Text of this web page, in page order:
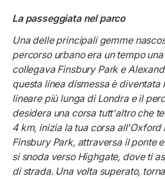
La passeggiata nel parco
Una delle principali gemme
percorso urbano era un tempo
collegava Finsbury Park e
questa linea dismessa è diventata
lineare più lunga di Londra e il
desidera una corsa tutt'altro che
4 km, inizia la tua corsa all'Oxford
Finsbury Park, attraversa il ponte
si snoda verso Highgate, dove ti
di strada. Una volta superato,